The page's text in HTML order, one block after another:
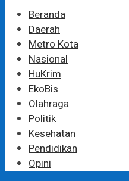
Beranda
Daerah
Metro Kota
Nasional
HuKrim
EkoBis
Olahraga
Politik
Kesehatan
Pendidikan
Opini